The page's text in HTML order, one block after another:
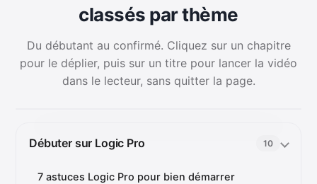
classés par thème
Du débutant au confirmé. Cliquez sur un chapitre
pour le déplier, puis sur un titre pour lancer la vidéo
dans le lecteur, sans quitter la page.
Débuter sur Logic Pro 10
7 astuces Logic Pro pour bien démarrer